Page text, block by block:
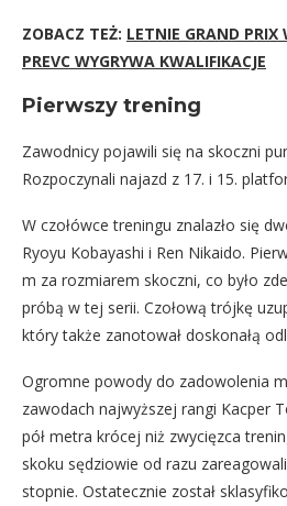
ZOBACZ TEŻ: LETNIE GRAND
PREVC WYGRYWA KWALIFIKACJE
Pierwszy trening
Zawodnicy pojawili się na skoczni
Rozpoczynali najazd z 17. i 15.
W czołówce treningu znalazło się
Ryoyu Kobayashi i Ren Nikaido.
m za rozmiarem skoczni, co było
próbą w tej serii. Czołową trójkę
który także zanotował doskonałą
Ogromne powody do zadowolenia
zawodach najwyższej rangi Kacper
pół metra krócej niż zwycięzca
skoku sędziowie od razu
stopnie. Ostatecznie został